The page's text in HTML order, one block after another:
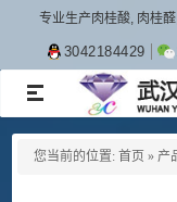
专业生产肉桂酸, 肉桂
3042184429
TOGGLE
NAVIGATION
您当前的位置: 首页 » 产